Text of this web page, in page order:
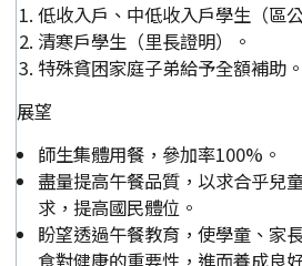
低收入戶、中低收入戶學生（區
清寒戶學生（里長證明）。
特殊貧困家庭子弟給予全額補助。
展望
師生集體用餐，參加率100%。
盡量提高午餐品質，以求合乎兒
求，提高國民體位。
盼望透過午餐教育，使學童、家
食對健康的重要性，進而養成良